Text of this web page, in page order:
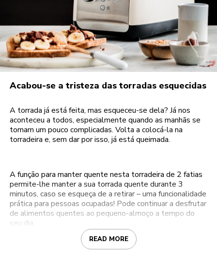
Acabou-se a tristeza das torradas esquecidas
A torrada já está feita, mas esqueceu-se dela? Já nos
aconteceu a todos, especialmente quando as manhãs se
tornam um pouco complicadas. Volta a colocá-la na
torradeira e, sem dar por isso, já está queimada.
A função para manter quente nesta torradeira de 2 fatias
permite-lhe manter a sua torrada quente durante 3
minutos, caso se esqueça de a retirar – uma funcionalidade
prática para pessoas ocupadas! Pode continuar a desfrutar
de alimentos quentes ao pequeno-almoço a tempo do
seu dia.
READ MORE